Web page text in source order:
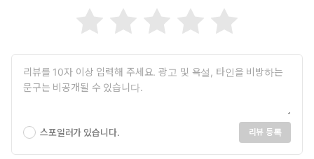
스포일러가 있습니다. 리뷰 등록